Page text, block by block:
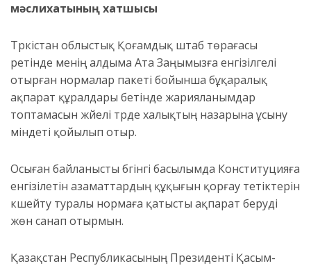
мәслихатының хатшысы
Түркістан облыстық Қоғамдық штаб төрағасы
ретінде менің алдыма Ата Заңымызға енгізілгелі
отырған нормалар пакеті бойынша бұқаралық
ақпарат құралдары бетінде жарияланымдар
топтамасын жүйелі түрде халықтың назарына ұсыну
міндеті қойылып отыр.
Осыған байланысты бүгінгі басылымда Конституцияға
енгізілетін азаматтардың құқығын қорғау тетіктерін
күшейту туралы нормаға қатысты ақпарат беруді
жөн санап отырмын.
Қазақстан Республикасының Президенті Қасым-